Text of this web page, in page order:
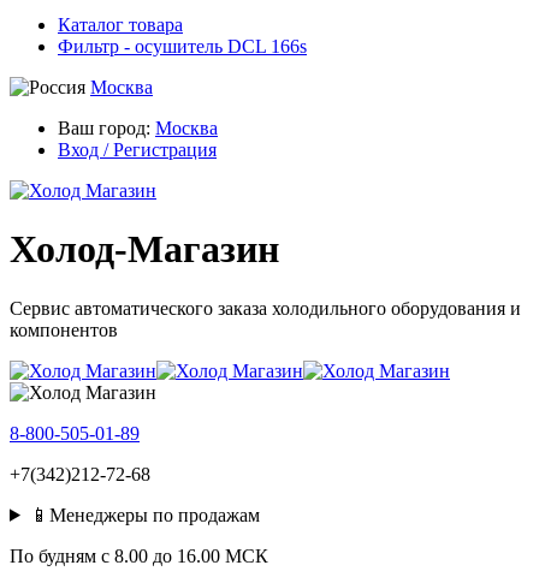
Каталог товара
Фильтр - осушитель DCL 166s
Москва
Ваш город: Москва
Вход / Регистрация
Холод-Магазин
Сервис автоматического заказа холодильного оборудования и
компонентов
8-800-505-01-89
+7(342)212-72-68
📱Менеджеры по продажам
По будням c 8.00 до 16.00 МСК